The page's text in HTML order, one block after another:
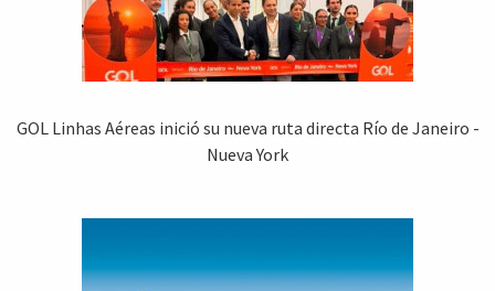
GOL Linhas Aéreas inició su nueva ruta directa Río de Janeiro -
Nueva York